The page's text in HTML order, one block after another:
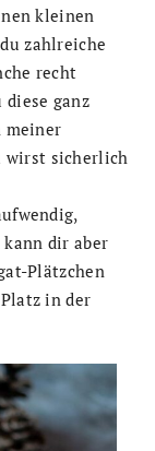
kleinen
zahlreiche
recht
diese ganz
meiner
wirst sicherlich
dir aber
Plätzchen
in der